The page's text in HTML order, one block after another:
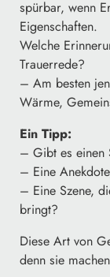
spürbar, wenn
Eigenschaften.
Welche
Trauerrede?
– Am besten
Wärme,
Ein Tipp:
– Gibt es einen
– Eine
– Eine Szene,
bringt?
Diese Art von
denn sie